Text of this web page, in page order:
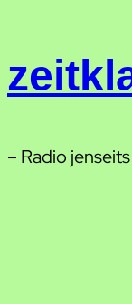
springen
– Radio